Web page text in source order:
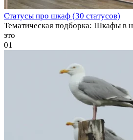
Статусы про шкаф (30 статусов)
Тематическая подборка: Шкафы
это
01